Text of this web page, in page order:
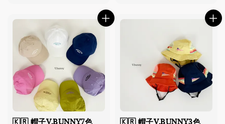
🇰🇷 帽子V.BUNNY7色
🇰🇷 帽子V.BUNNY3色